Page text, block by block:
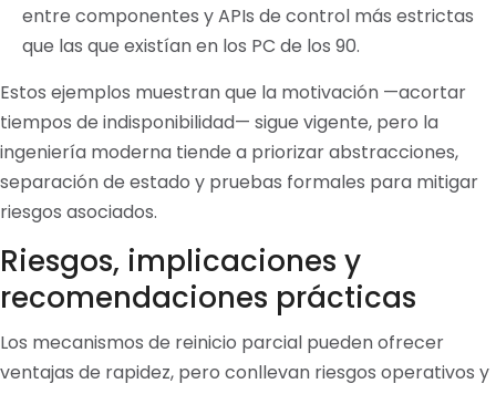
entre componentes y APIs de control más estrictas
que las que existían en los PC de los 90.
Estos ejemplos muestran que la motivación —acortar
tiempos de indisponibilidad— sigue vigente, pero la
ingeniería moderna tiende a priorizar abstracciones,
separación de estado y pruebas formales para mitigar
riesgos asociados.
Riesgos, implicaciones y
recomendaciones prácticas
Los mecanismos de reinicio parcial pueden ofrecer
ventajas de rapidez, pero conllevan riesgos operativos y